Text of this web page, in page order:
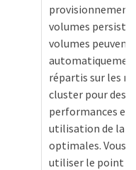
provisionnement
volumes
volumes peuvent
répartis sur les
cluster pour des
performances et
utilisation de la
optimales. Vous
utiliser le point